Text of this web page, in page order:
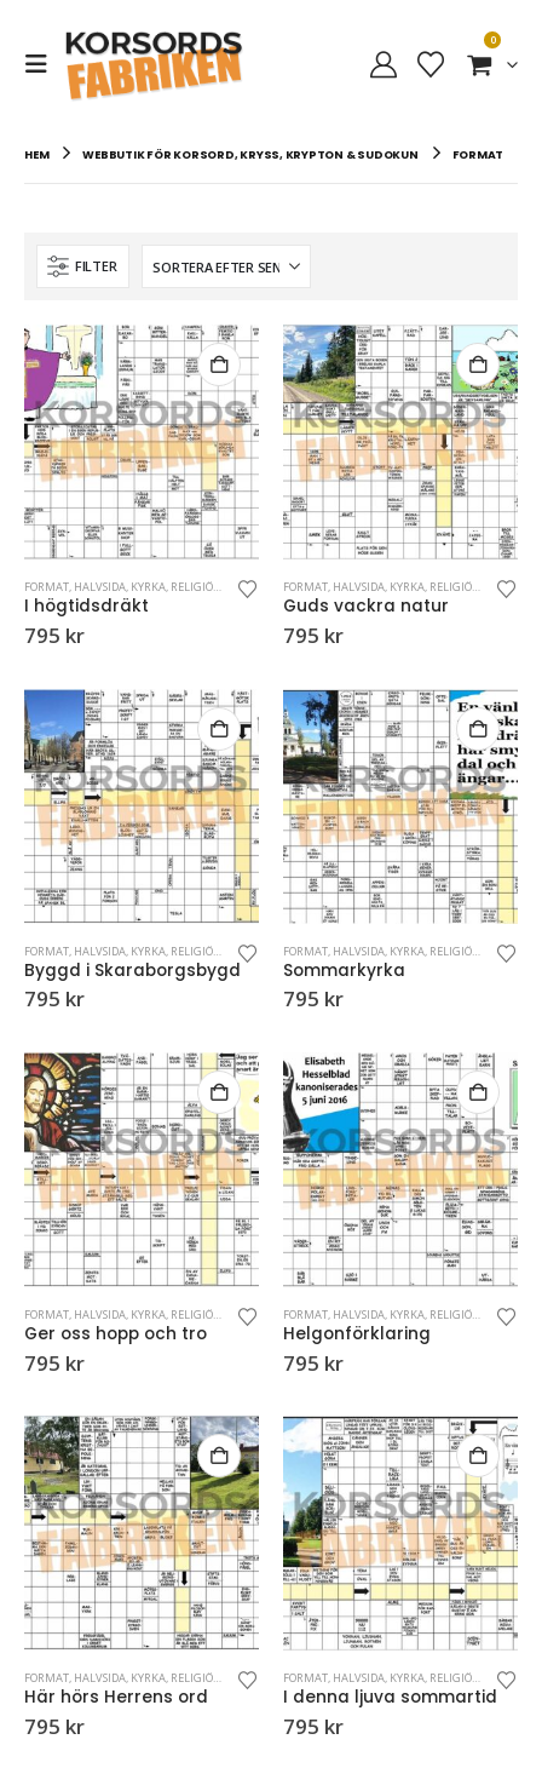
0
HEM WEBBUTIK FÖR KORSORD, KRYSS, KRYPTON & SUDOKUN FORMAT
FILTER
FORMAT, HALVSIDA, KYRKA, RELIGIÖSA KORSORD
I högtidsdräkt
795 kr
FORMAT, HALVSIDA, KYRKA, RELIGIÖSA KORSORD
Guds vackra natur
795 kr
FORMAT HALVSIDA KYRKA RELIGIÖSA KORSORD
Byggd i Skaraborgsbygd
795 kr
FORMAT HALVSIDA KYRKA RELIGIÖSA KORSORD
Sommarkyrka
795 kr
FORMAT, HALVSIDA, KYRKA, RELIGIÖSA KORSORD
Ger oss hopp och tro
795 kr
FORMAT, HALVSIDA, KYRKA, RELIGIÖSA KORSORD
Helgonförklaring
795 kr
FORMAT, HALVSIDA, KYRKA, RELIGIÖSA KORSORD
Här hörs Herrens ord
795 kr
FORMAT, HALVSIDA, KYRKA, RELIGIÖSA KORSORD
I denna ljuva sommartid
795 kr